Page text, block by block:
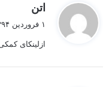
اتن
ت
:
۱ فروردین ۱۳۹۴ در ۱۰:۲۶ ب٫ظ
ازلینکای